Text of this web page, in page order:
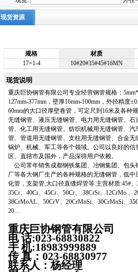
现货资源
规格 材质
17×1-4
10#20#35#45#16MN
现货说明
重庆巨协钢管有限公司专业经营钢管规格：
127mm-377mm，壁厚16mm-100mm，外径精
60mm的大口径厚壁卷管，可定尺到16米及各种
无缝钢管、液压无缝钢管、电力用无缝钢管、
管、化工用无缝钢管、纺织机械用无缝钢管、
管、管道用无缝钢管、支柱用无缝钢管、合金
锅炉、机械、军工等各个领域。公司以良好的
区、直辖市及国外，产品深得用户依赖。
公司常年销售成都钢铁集团、冶钢集团、包头
厂等各大钢厂生产的各种规格的无缝钢管，低
化管，支架管,大口径直缝焊管等.主营材质:45#
35Cr、40Cr、45Cr、50Cr、 38CrSi、12CrMo 、
38CrMoAL、50CrV、20CrMnSi、30CrMnSi、
20…
重庆巨协钢管有限公司
电 话:023-68830822
手 机:18983999889
传 真：023-68830977
联系人：杨经理